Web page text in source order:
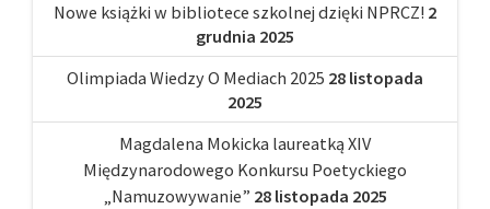
Nowe książki w bibliotece szkolnej dzięki NPRCZ! 2
grudnia 2025
Olimpiada Wiedzy O Mediach 2025 28 listopada
2025
Magdalena Mokicka laureatką XIV
Międzynarodowego Konkursu Poetyckiego
„Namuzowywanie” 28 listopada 2025